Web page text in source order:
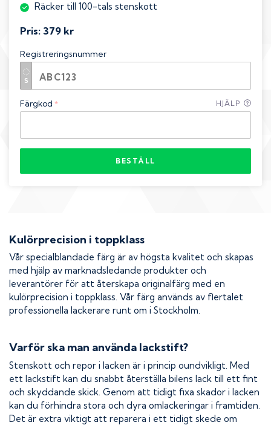
Räcker till 100-tals stenskott
Pris: 379 kr
Registreringsnummer
Färgkod * HJÄLP
BESTÄLL
Kulörprecision i toppklass
Vår specialblandade färg är av högsta kvalitet och skapas
med hjälp av marknadsledande produkter och
leverantörer för att återskapa originalfärg med en
kulörprecision i toppklass. Vår färg används av flertalet
professionella lackerare runt om i Stockholm.
Varför ska man använda lackstift?
Stenskott och repor i lacken är i princip oundvikligt. Med
ett lackstift kan du snabbt återställa bilens lack till ett fint
och skyddande skick. Genom att tidigt fixa skador i lacken
kan du förhindra stora och dyra omlackeringar i framtiden.
Det är extra viktigt att reparera i ett tidigt skede om